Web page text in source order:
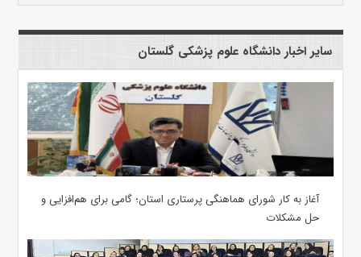
سایر اخبار دانشگاه علوم پزشکی گلستان
آغاز به کار شورای هماهنگی پرستاری استان؛ گامی برای هم‌افزایی و
حل مشکلات